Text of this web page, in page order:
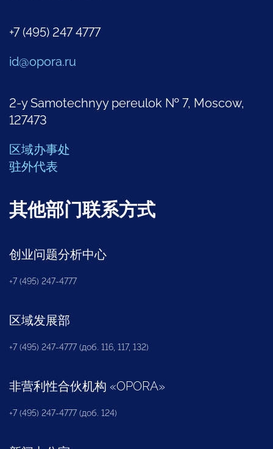
+7 (495) 247 4777
id@opora.ru
2-y Samotechnyy pereulok № 7, Moscow,
127473
区域办事处
驻外代表
其他部门联系方式
创业问题分析中心
+7 (495) 247-4777
区域发展部
+7 (495) 247-4777 (доб. 116, 117, 132)
非营利性合伙机构 «OPORA»
+7 (495) 247-4777 (доб. 124)